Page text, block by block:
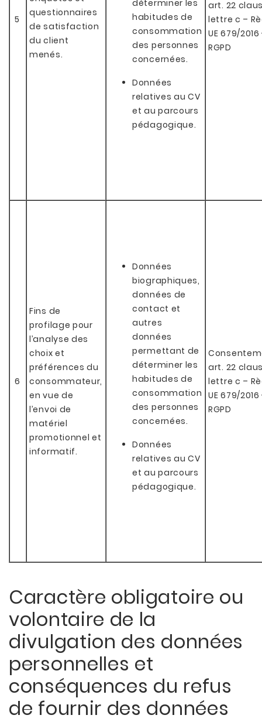
5
questionnaires
de satisfaction
du client
menés.
déterminer les
habitudes de
consommation
des personnes
concernées.
Données
relatives au CV
et au parcours
pédagogique.
art. 22
lettre c –
UE 679/
RGPD
6
Fins de
profilage pour
l’analyse des
choix et
préférences du
consommateur,
en vue de
l’envoi de
matériel
promotionnel et
informatif.
Données
biographiques,
données de
contact et
autres
données
permettant de
déterminer les
habitudes de
consommation
des personnes
concernées.
Données
relatives au CV
et au parcours
pédagogique.
art. 22
lettre c –
UE 679/
RGPD
Caractère obligatoire ou
volontaire de la
divulgation des données
personnelles et
conséquences du refus
de fournir des données